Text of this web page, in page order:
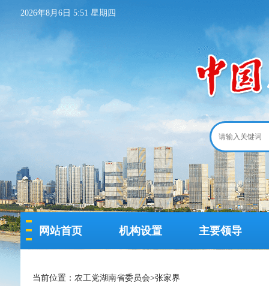
2026年8月6日 5:51 星期四
网站首页 机构设置 主要领导
当前位置： 农工党湖南省委员会>张家界